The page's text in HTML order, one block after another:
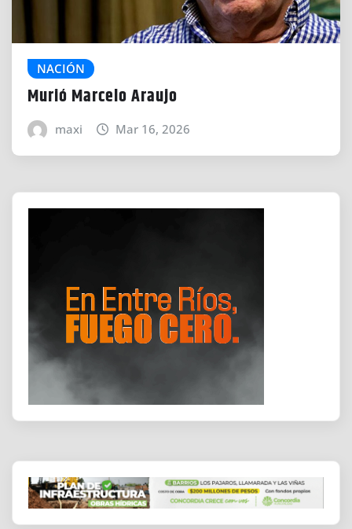
NACIÓN
Murió Marcelo Araujo
maxi Mar 16, 2026